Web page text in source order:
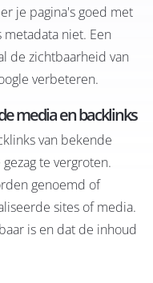
je pagina's goed met
metadata niet. Een
de zichtbaarheid van
verbeteren.
mediaen backlinks
van bekende
te vergroten.
genoemd of
sites of media.
is en dat de inhoud